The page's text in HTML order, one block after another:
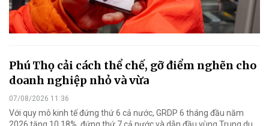
Phú Thọ cải cách thể chế, gỡ điểm nghẽn cho
doanh nghiệp nhỏ và vừa
07/08/2026 11:36
Với quy mô kinh tế đứng thứ 6 cả nước, GRDP 6 tháng đầu năm